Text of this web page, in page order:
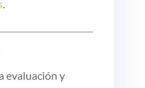
.
evaluación y